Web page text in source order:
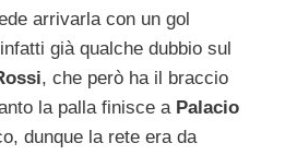
arrivarla con un gol
già qualche dubbio sul
, che però ha il braccio
la palla finisce a Palacio
dunque la rete era da